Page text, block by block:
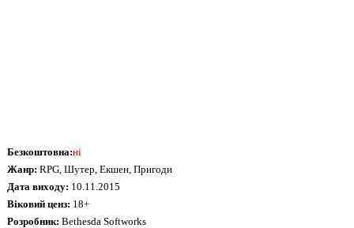
Безкоштовна:ні
Жанр: RPG, Шутер, Екшен, Пригоди
Дата виходу: 10.11.2015
Віковий ценз: 18+
Розробник: Bethesda Softworks